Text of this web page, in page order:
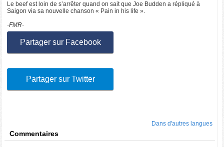
Le beef est loin de s’arrêter quand on sait que Joe Budden a répliqué à
Saigon via sa nouvelle chanson « Pain in his life ».
-FMR-
Partager sur Facebook
Partager sur Twitter
Dans d'autres langues
Commentaires